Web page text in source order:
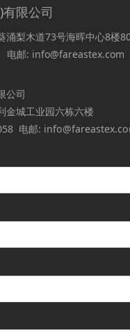
限公司
涌梨木道73号海晖中心8楼
电邮: info@fareastex.com
公司
金城工业园六栋六楼
电邮: